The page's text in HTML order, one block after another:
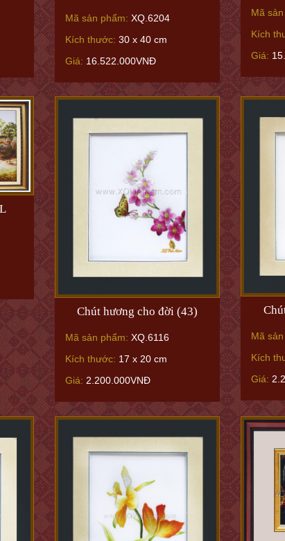
Mã sản phẩm: XQ.6204
Kích thước: 30 x 40 cm
Giá: 16.522.000VNĐ
Mã
Kích
Giá:
Chút hương cho đời (43)
Mã sản phẩm: XQ.6116
Kích thước: 17 x 20 cm
Giá: 2.200.000VNĐ
Mã
Kích
Giá: